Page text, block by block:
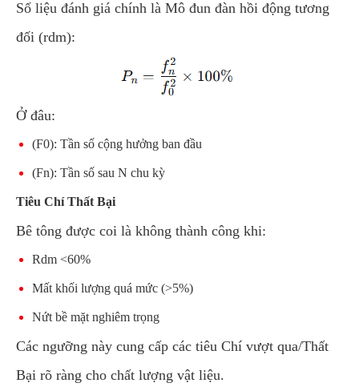
Số liệu đánh giá chính là Mô đun đàn hồi động tương
đối (rdm):
Ở đâu:
(F0): Tần số cộng hưởng ban đầu
(Fn): Tần số sau N chu kỳ
Tiêu Chí Thất Bại
Bê tông được coi là không thành công khi:
Rdm <60%
Mất khối lượng quá mức (>5%)
Nứt bề mặt nghiêm trọng
Các ngưỡng này cung cấp các tiêu Chí vượt qua/Thất
Bại rõ ràng cho chất lượng vật liệu.